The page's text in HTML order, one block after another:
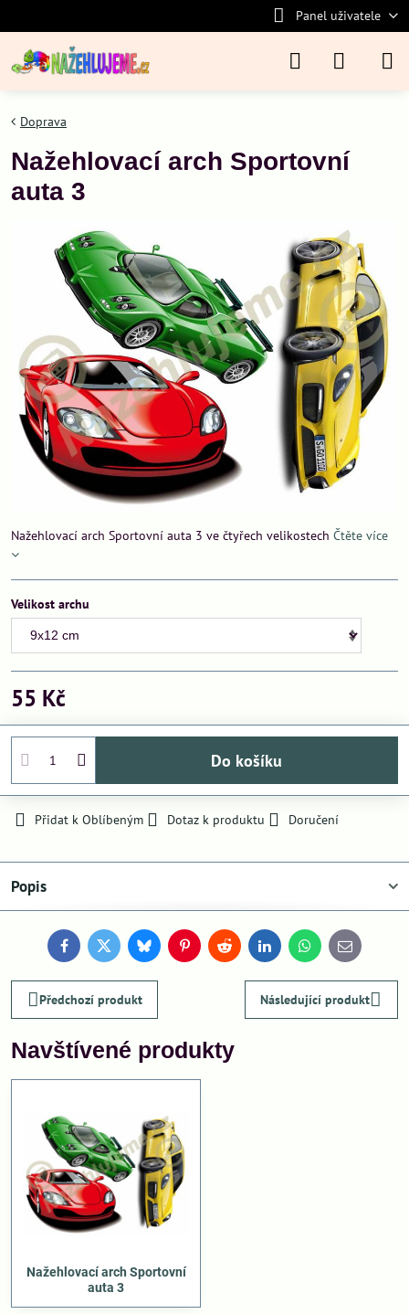
Panel uživatele
Doprava
Nažehlovací arch Sportovní
auta 3
Nažehlovací arch Sportovní auta 3 ve čtyřech velikostech Čtěte více
Velikost archu
55 Kč
Do košíku
Přidat k Oblíbeným Dotaz k produktu Doručení
Popis
FacebookTwitterBlueskyPinterestReddit LinkedInWhatsApp
E-
mail
Předchozí produkt Následující produkt
Navštívené produkty
Nažehlovací arch Sportovní
auta 3